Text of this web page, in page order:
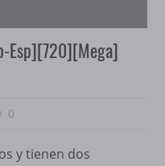
Esp][720][Mega]
0
y tienen dos